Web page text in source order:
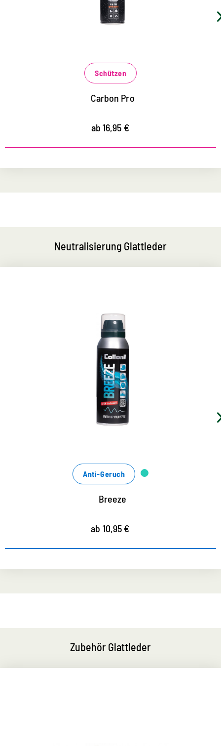
wirkt wie eine sprühbare Membran mit extremem
Schützen
Carbon Pro
ab 16,95 €
Neutralisierung Glattleder
Anti-Geruchsspray
für Bekleidung, Schuhe, Sporttaschen und
entfernt dauerhaft unangenehme Gerüche
bekämpft hochwirksam die Ursachen von schlechten
Anti-Geruch
Breeze
ab 10,95 €
Zubehör Glattleder